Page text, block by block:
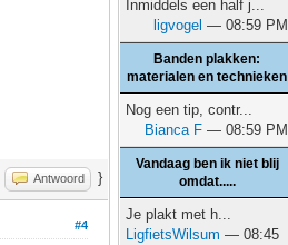
Antwoord }
#4
Inmiddels een half j...
ligvogel — 08:59 PM
Banden plakken:
materialen en technieken
Nog een tip, contr...
Bianca F — 08:59 PM
Vandaag ben ik niet blij
omdat.....
Je plakt met h...
LigfietsWilsum — 08:45